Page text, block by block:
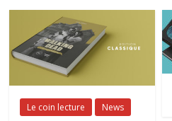
Le coin lecture News